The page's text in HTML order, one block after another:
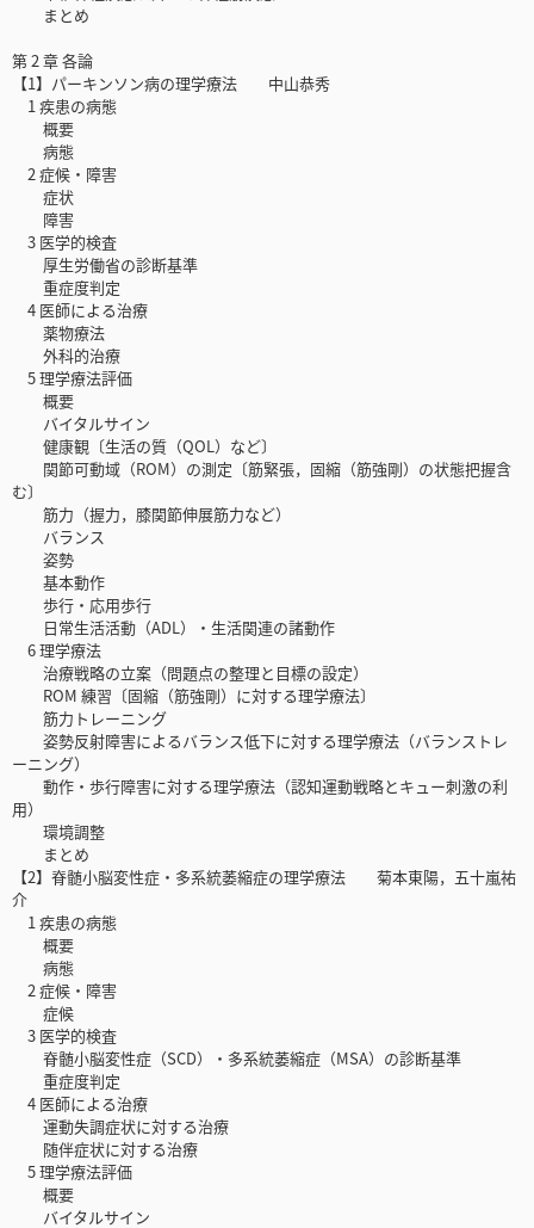
まとめ
第 2 章 各論
【1】パーキンソン病の理学療法 中山恭秀
1 疾患の病態
概要
病態
2 症候・障害
症状
障害
3 医学的検査
厚生労働省の診断基準
重症度判定
4 医師による治療
薬物療法
外科的治療
5 理学療法評価
概要
バイタルサイン
健康観〔生活の質（QOL）など〕
関節可動域（ROM）の測定〔筋緊張，固縮（筋強剛）の状態把握含
む〕
筋力（握力，膝関節伸展筋力など）
バランス
姿勢
基本動作
歩行・応用歩行
日常生活活動（ADL）・生活関連の諸動作
6 理学療法
治療戦略の立案（問題点の整理と目標の設定）
ROM 練習〔固縮（筋強剛）に対する理学療法〕
筋力トレーニング
姿勢反射障害によるバランス低下に対する理学療法（バランストレ
ーニング）
動作・歩行障害に対する理学療法（認知運動戦略とキュー刺激の利
用）
環境調整
まとめ
【2】脊髄小脳変性症・多系統萎縮症の理学療法 菊本東陽，五十嵐祐
介
1 疾患の病態
概要
病態
2 症候・障害
症候
3 医学的検査
脊髄小脳変性症（SCD）・多系統萎縮症（MSA）の診断基準
重症度判定
4 医師による治療
運動失調症状に対する治療
随伴症状に対する治療
5 理学療法評価
概要
バイタルサイン